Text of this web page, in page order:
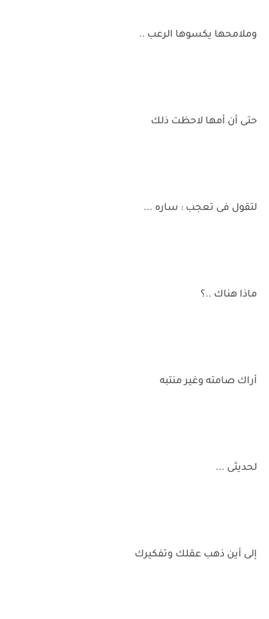
وملامحها يكسوها الرعب ..
حتى أن أمها لاحظت ذلك
لتقول فى تعجب : ساره ...
ماذا هناك ..؟
أراك صامته وغير منتبه
لحديثى ...
إلى أين ذهب عقلك وتفكيرك